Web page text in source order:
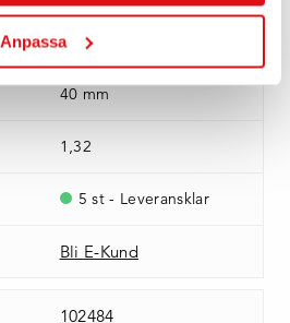
Anpassasyrafast stål 1.4571
40 mm
1,32
5 st - Leveransklar
Bli E-Kund
102484